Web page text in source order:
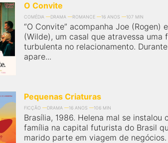
O Convite
COMÉDIA DRAMA ROMANCE 16 ANOS 107 MIN
“O Convite” acompanha Joe (Rogen)
(Wilde), um casal que atravessa uma
turbulenta no relacionamento.
apare...
Pequenas Criaturas
FICÇÃO DRAMA 16 ANOS 106 MIN
Brasília, 1986. Helena mal se instalou
família na capital futurista do Brasil
marido parte em viagem de negócios.